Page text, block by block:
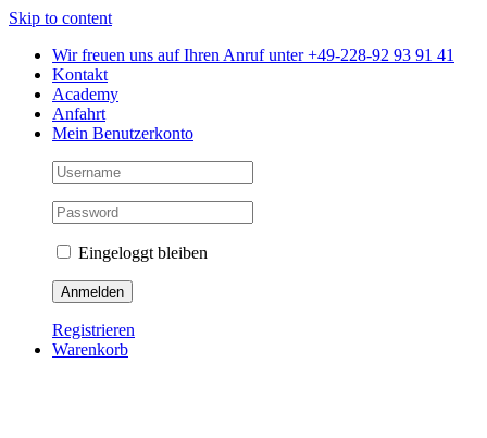
Skip to content
Wir freuen uns auf Ihren Anruf unter +49-228-92 93 91 41
Kontakt
Academy
Anfahrt
Mein Benutzerkonto
Eingeloggt bleiben
Registrieren
Warenkorb